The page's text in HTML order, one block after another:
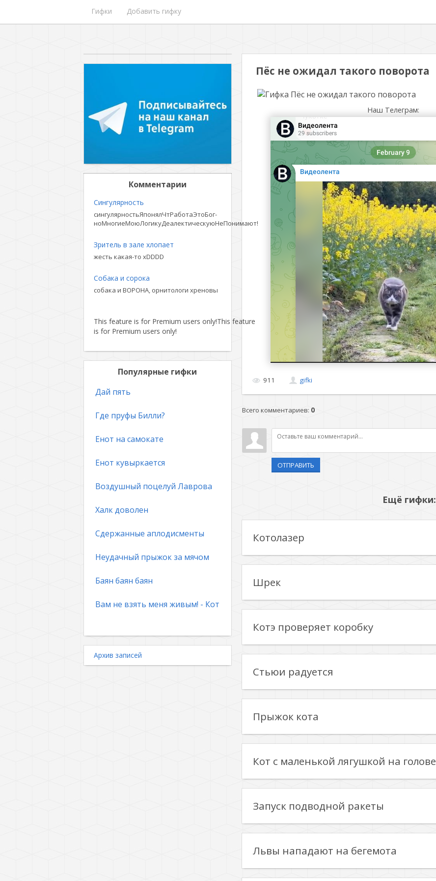
Гифки Добавить гифку
Пёс не ожидал такого поворота
Наш Телеграм:
911 gifki
Всего комментариев: 0
ОТПРАВИТЬ
Ещё гифки:
Котолазер
Шрек
Котэ проверяет коробку
Стьюи радуется
Прыжок кота
Кот с маленькой лягушкой на голове
Запуск подводной ракеты
Львы нападают на бегемота
Комментарии
Сингулярность
сингулярностьЯпонялЧтРаботаЭтоБог-
ноМногиеМоюЛогикуДеалектическуюНеПонимают!
Зритель в зале хлопает
жесть какая-то xDDDD
Собака и сорока
собака и ВОРОНА, орнитологи хреновы
This feature is for Premium users only!This feature
is for Premium users only!
Популярные гифки
Дай пять
Где пруфы Билли?
Енот на самокате
Енот кувыркается
Воздушный поцелуй Лаврова
Халк доволен
Сдержанные аплодисменты
Неудачный прыжок за мячом
Баян баян баян
Вам не взять меня живым! - Кот
Архив записей